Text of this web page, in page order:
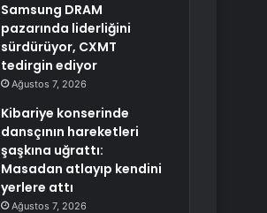
Samsung DRAM
pazarında liderliğini
sürdürüyor, CXMT
tedirgin ediyor
Ağustos 7, 2026
Kibariye konserinde
dansçının hareketleri
şaşkına uğrattı:
Masadan atlayıp kendini
yerlere attı
Ağustos 7, 2026